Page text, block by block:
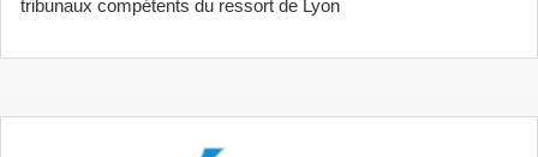
tribunaux compétents du ressort de Lyon